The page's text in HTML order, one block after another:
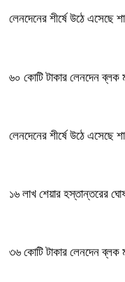
লেনদেনের শীর্ষে উঠে এসেছে
৬০ কোটি টাকার লেনদেন ব্লক
লেনদেনের শীর্ষে উঠে এসেছে
১৬ লাখ শেয়ার হস্তান্তরের
৩৬ কোটি টাকার লেনদেন ব্লক